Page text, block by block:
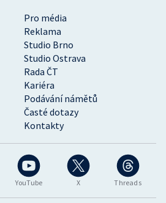
YouTube X Threads
Pro média
Reklama
Studio Brno
Studio Ostrava
Rada ČT
Kariéra
Podávání námětů
Časté dotazy
Kontakty